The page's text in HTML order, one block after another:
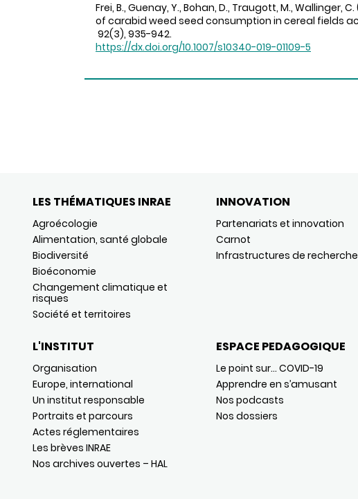
Frei, B., Guenay, Y., Bohan, D., Traugott, M.,
of carabid weed seed consumption in cereal fields
92(3), 935-942.
https://dx.doi.org/10.1007/s10340-019-01109-5
LES THÉMATIQUES INRAE
Agroécologie
Alimentation, santé globale
Biodiversité
Bioéconomie
Changement climatique et
risques
Société et territoires
INNOVATION
Partenariats et innovation
Carnot
Infrastructures de recherche
L'INSTITUT
Organisation
Europe, international
Un institut responsable
Portraits et parcours
Actes réglementaires
Les brèves INRAE
Nos archives ouvertes – HAL
ESPACE PEDAGOGIQUE
Le point sur… COVID-19
Apprendre en s’amusant
Nos podcasts
Nos dossiers